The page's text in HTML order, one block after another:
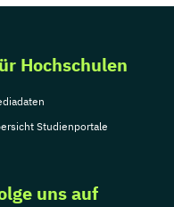
Hochschulen
Studienportale
uns auf